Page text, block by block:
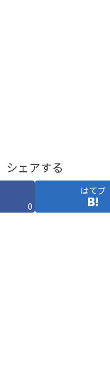
シェアする
0
はてブ